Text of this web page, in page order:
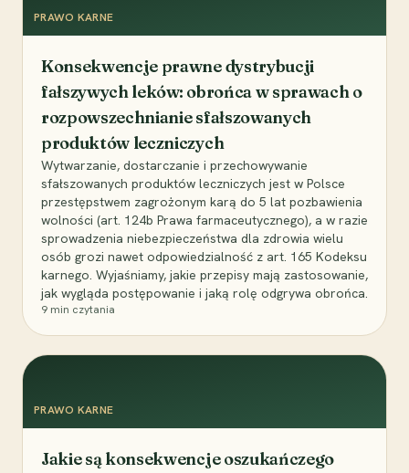
PRAWO KARNE
Konsekwencje prawne dystrybucji
fałszywych leków: obrońca w sprawach o
rozpowszechnianie sfałszowanych
produktów leczniczych
Wytwarzanie, dostarczanie i przechowywanie
sfałszowanych produktów leczniczych jest w Polsce
przestępstwem zagrożonym karą do 5 lat pozbawienia
wolności (art. 124b Prawa farmaceutycznego), a w razie
sprowadzenia niebezpieczeństwa dla zdrowia wielu
osób grozi nawet odpowiedzialność z art. 165 Kodeksu
karnego. Wyjaśniamy, jakie przepisy mają zastosowanie,
jak wygląda postępowanie i jaką rolę odgrywa obrońca.
9 min czytania
PRAWO KARNE
Jakie są konsekwencje oszukańczego